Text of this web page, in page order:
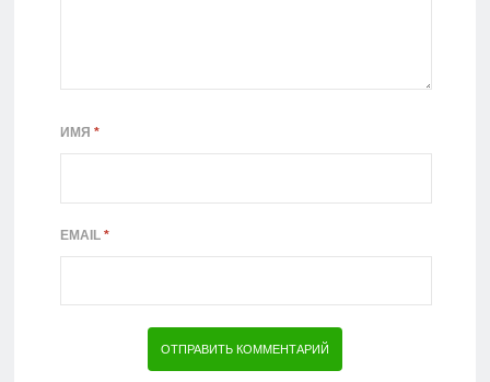
ИМЯ *
EMAIL *